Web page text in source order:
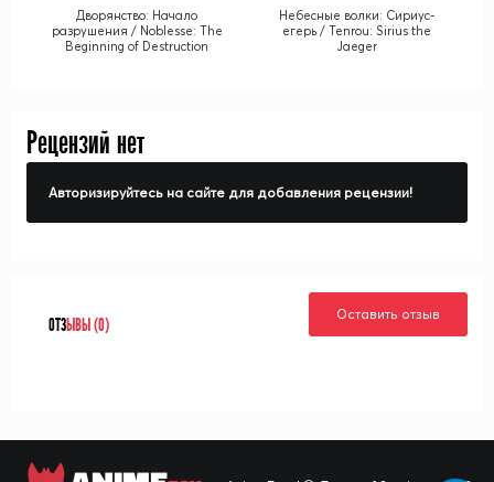
Дворянство: Начало
разрушения / Noblesse: The
Beginning of Destruction
Небесные волки: Сириус-
егерь / Tenrou: Sirius the
Jaeger
Рецензий нет
Авторизируйтесь на сайте для добавления рецензии!
ОТЗЫВЫ (0)
Оставить отзыв